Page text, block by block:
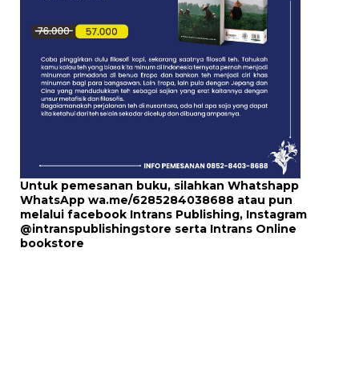
Untuk pemesanan buku, silahkan Whatshapp
WhatsApp wa.me/6285284038688 atau pun
melalui facebook Intrans Publishing, Instagram
@intranspublishingstore serta Intrans Online
bookstore